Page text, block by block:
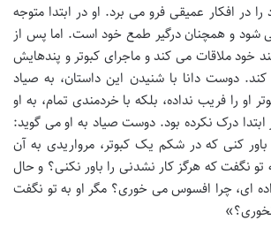
در افکار عمیقی فرو می برد. او در ابتدا متوجه
شود و همچنان درگیر طمع خود است. اما پس از
خود ملاقات می کند و ماجرای کبوتر و پندهایش
دوست دانا با شنیدن این داستان، به صیاد
او را فریب نداده، بلکه با خردمندی تمام، به او
درک نکرده بود. دوست صیاد به او می گوید:
کنی که در شکم یک کبوتر، مرواریدی به آن
تو نگفت که هرگز کار نشدنی را باور نکنی؟ و حال
ای، چرا افسوس می خوری؟ مگر او به تو نگفت